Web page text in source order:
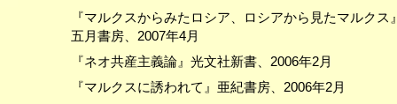
『マルクスからみたロシア、ロシアから見たマルクス
五月書房、2007年4月
『ネオ共産主義論』光文社新書、2006年2月
『マルクスに誘われて』亜紀書房、2006年2月